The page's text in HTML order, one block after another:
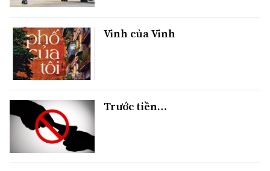
Vinh của Vinh
Trước tiền…